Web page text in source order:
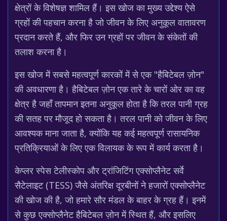
क्षेत्रों के विशेषज्ञ शामिल हैं। इस खोज का मुख्य उद्देश्य ऐसे
ग्रहों की पहचान करना है जो जीवन के लिए अनुकूल वातावरण
प्रदान करते हैं, और फिर उन ग्रहों पर जीवन के संकेतों की
तलाश करना है।
इस खोज में सबसे महत्वपूर्ण कारकों में से एक "हैबिटेबल ज़ोन"
की अवधारणा है। हैबिटेबल ज़ोन एक तारे के चारों ओर का वह
क्षेत्र है जहाँ तापमान इतना अनुकूल होता है कि तरल पानी ग्रह
की सतह पर मौजूद हो सकता है। तरल पानी को जीवन के लिए
आवश्यक माना जाता है, क्योंकि यह कई महत्वपूर्ण रासायनिक
प्रतिक्रियाओं के लिए एक विलायक के रूप में कार्य करता है।
केप्लर स्पेस टेलीस्कोप और ट्रांजिटिंग एक्सोप्लैनेट सर्वे
सैटेलाइट (TESS) जैसे अंतरिक्ष दूरबीनों ने हजारों एक्सोप्लैनेट
की खोज की है, जो हमारे सौर मंडल के बाहर के ग्रह हैं। इनमें
से कुछ एक्सोप्लैनेट हैबिटेबल ज़ोन में स्थित हैं, और इसलिए